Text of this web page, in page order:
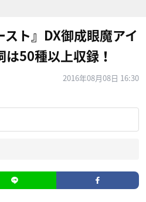
スト』DX御成眼魔アイ
は50種以上収録！
2016年08月08日 16:30